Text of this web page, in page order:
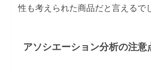
性も考えられた商品だと言えるで
アソシエーション分析の注意